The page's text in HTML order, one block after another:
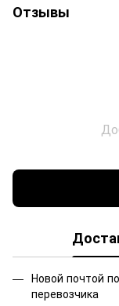
Отзывы
Новой почтой
перевозчика